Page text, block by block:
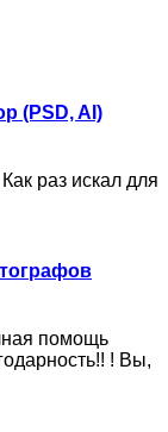
(PSD, AI)
раз искал для
помощь
! Вы,